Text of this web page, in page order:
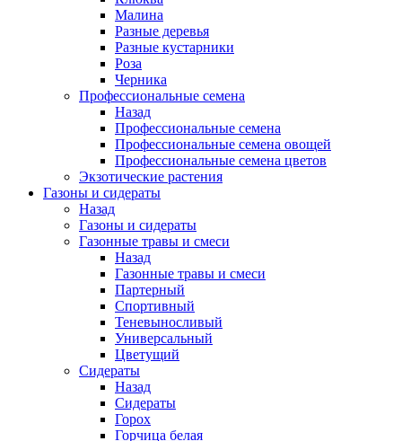
Малина
Разные деревья
Разные кустарники
Роза
Черника
Профессиональные семена
Назад
Профессиональные семена
Профессиональные семена овощей
Профессиональные семена цветов
Экзотические растения
Газоны и сидераты
Назад
Газоны и сидераты
Газонные травы и смеси
Назад
Газонные травы и смеси
Партерный
Спортивный
Теневыносливый
Универсальный
Цветущий
Сидераты
Назад
Сидераты
Горох
Горчица белая